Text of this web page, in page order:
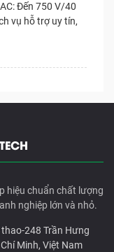
Đến 750 V/40
vụ hỗ trợ uy tín,
hiệu chuẩn chất lượng
nghiệp lớn và nhỏ.
248 Trần Hưng
Minh, Việt Nam